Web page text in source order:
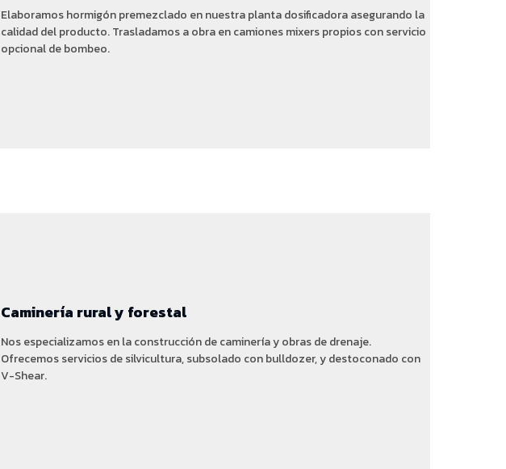
Elaboramos hormigón premezclado en nuestra planta dosificadora asegurando la
calidad del producto. Trasladamos a obra en camiones mixers propios con servicio
opcional de bombeo.
Caminería rural y forestal
Nos especializamos en la construcción de caminería y obras de drenaje.
Ofrecemos servicios de silvicultura, subsolado con bulldozer, y destoconado con
V-Shear.